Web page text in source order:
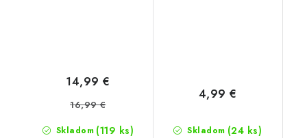
Skladom (119 ks)
14,99 €
16,99 €
Skladom (24 ks)
4,99 €